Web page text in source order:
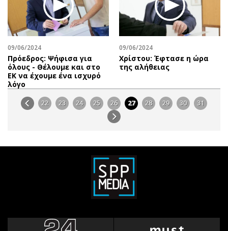
09/06/2024
Πρόεδρος: Ψήφισα για
όλους - Θέλουμε και στο
ΕΚ να έχουμε ένα ισχυρό
λόγο
09/06/2024
Χρίστου: Έφτασε η ώρα
της αλήθειας
22 23 24 25 26 27 28 29 30 31